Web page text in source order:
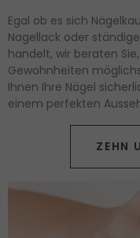
Egal ob es sich
Nagellack oder
handelt, wir beraten
Gewohnheiten
Ihnen Ihre Nägel
einem perfekten
ZEHN